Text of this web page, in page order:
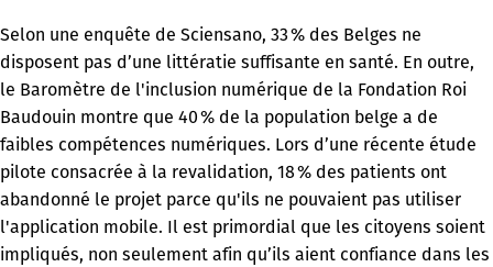
Selon une enquête de Sciensano, 33 % des Belges ne
disposent pas d’une littératie suffisante en santé. En outre,
le Baromètre de l'inclusion numérique de la Fondation Roi
Baudouin montre que 40 % de la population belge a de
faibles compétences numériques. Lors d’une récente étude
pilote consacrée à la revalidation, 18 % des patients ont
abandonné le projet parce qu'ils ne pouvaient pas utiliser
l'application mobile. Il est primordial que les citoyens soient
impliqués, non seulement afin qu’ils aient confiance dans les